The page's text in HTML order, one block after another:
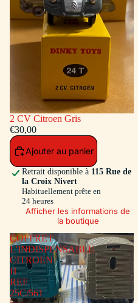
2 CV Citroen Gris
€30,00
Ajouter au panier
Retrait disponible à 115 Rue de
la Croix Nivert
Habituellement prête en
24 heures
Afficher les informations de
la boutique
COFFRET
L'INDISPENSABLE
CITROEN
H
REF
25C/561